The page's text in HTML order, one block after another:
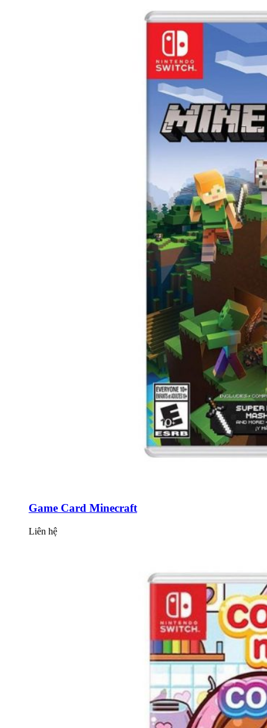
Game Card Minecraft
Liên hệ